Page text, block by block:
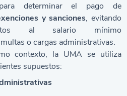
determinar el pago de
y sanciones, evitando
al salario mínimo
o cargas administrativas.
contexto, la UMA se utiliza
supuestos: